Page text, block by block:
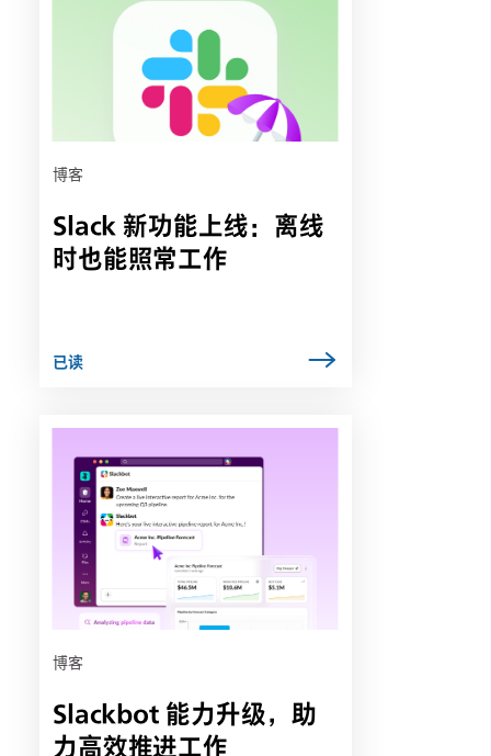
项
卡
打
开
博客
Slack 新功能上线：离线
时也能照常工作
已读
链
卡
打
开
博客
Slackbot 能力升级，助
力高效推进工作